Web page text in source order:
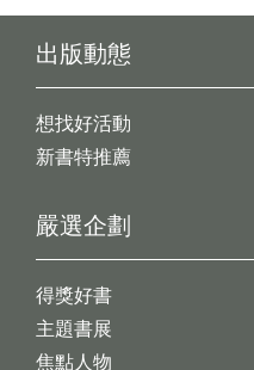
出版動態
想找好活動
新書特推薦
嚴選企劃
得獎好書
主題書展
焦點人物